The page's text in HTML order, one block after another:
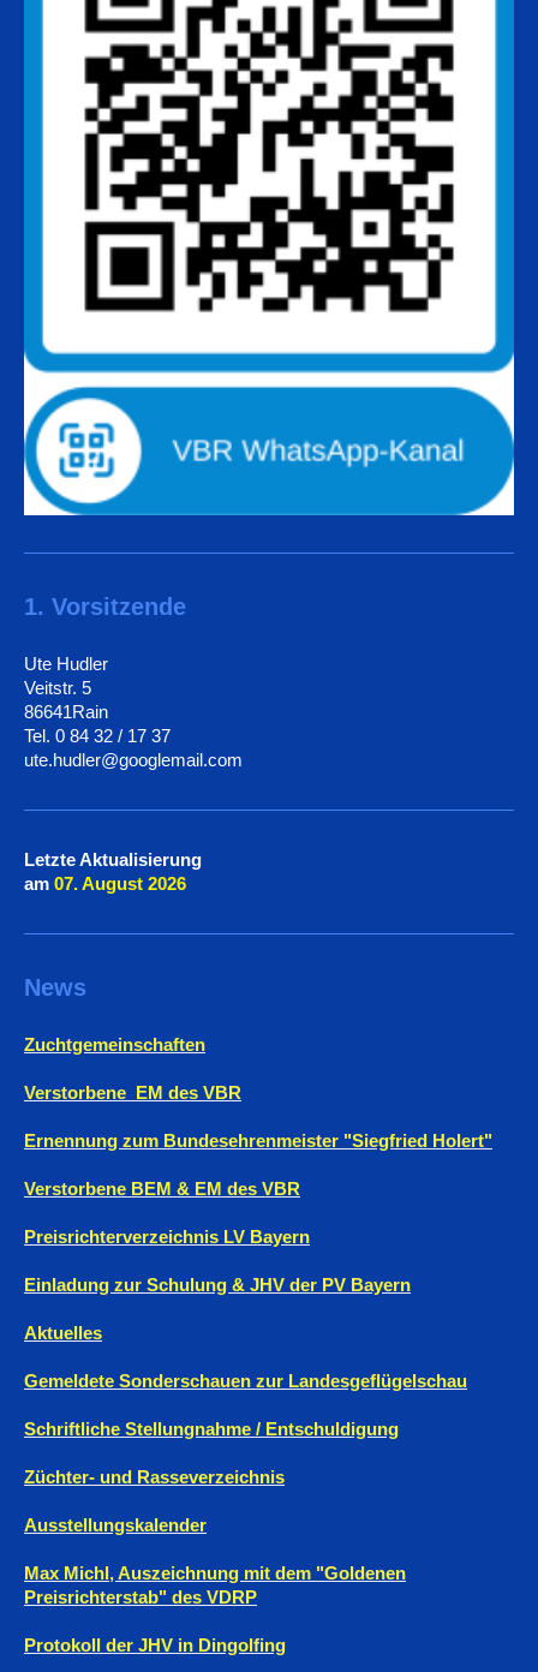
1. Vorsitzende
Ute Hudler
Veitstr. 5
86641Rain
Tel. 0 84 32 / 17 37
ute.hudler@googlemail.com
Letzte Aktualisierung
am 07. August 2026
News
Zuchtgemeinschaften
Verstorbene EM des VBR
Ernennung zum Bundesehrenmeister "Siegfried Holert"
Verstorbene BEM & EM des VBR
Preisrichterverzeichnis LV Bayern
Einladung zur Schulung & JHV der PV Bayern
Aktuelles
Gemeldete Sonderschauen zur Landesgeflügelschau
Schriftliche Stellungnahme / Entschuldigung
Züchter- und Rasseverzeichnis
Ausstellungskalender
Max Michl, Auszeichnung mit dem "Goldenen
Preisrichterstab" des VDRP
Protokoll der JHV in Dingolfing